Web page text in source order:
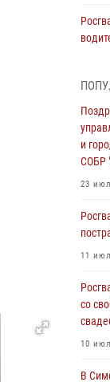
04
В
В
и
СОБР
23
11
со
10
В